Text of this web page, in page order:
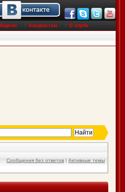
Альфистам О клубе
Сообщения без ответов | Активные темы